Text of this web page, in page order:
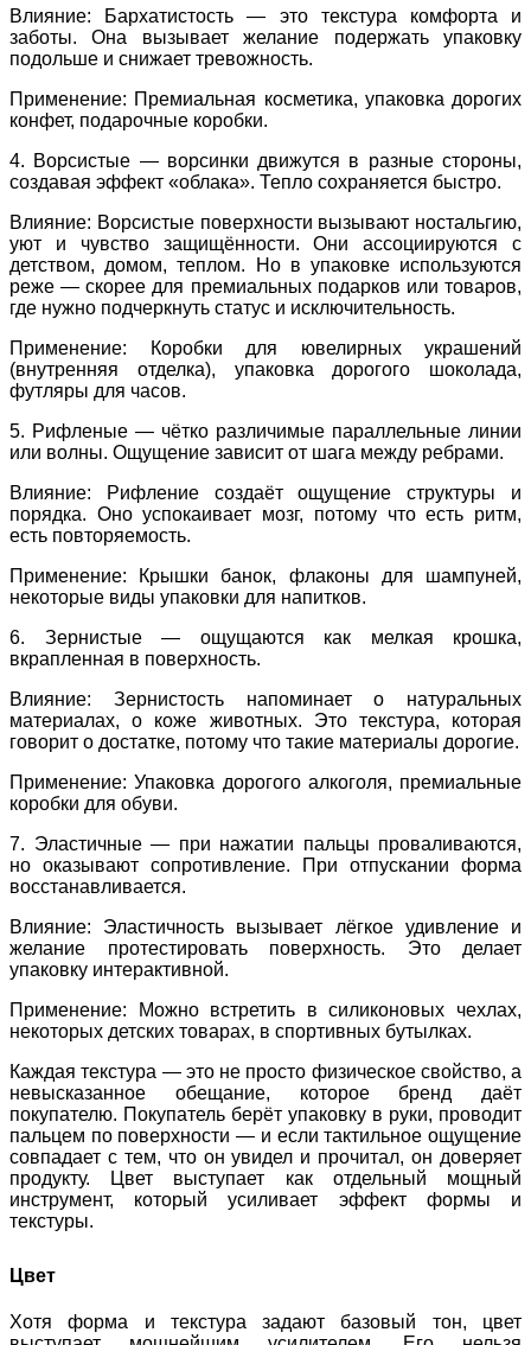
Влияние: Бархатистость — это текстура комфорта и
заботы. Она вызывает желание подержать упаковку
подольше и снижает тревожность.
Применение: Премиальная косметика, упаковка дорогих
конфет, подарочные коробки.
4. Ворсистые — ворсинки движутся в разные стороны,
создавая эффект «облака». Тепло сохраняется быстро.
Влияние: Ворсистые поверхности вызывают ностальгию,
уют и чувство защищённости. Они ассоциируются с
детством, домом, теплом. Но в упаковке используются
реже — скорее для премиальных подарков или товаров,
где нужно подчеркнуть статус и исключительность.
Применение: Коробки для ювелирных украшений
(внутренняя отделка), упаковка дорогого шоколада,
футляры для часов.
5. Рифленые — чётко различимые параллельные линии
или волны. Ощущение зависит от шага между ребрами.
Влияние: Рифление создаёт ощущение структуры и
порядка. Оно успокаивает мозг, потому что есть ритм,
есть повторяемость.
Применение: Крышки банок, флаконы для шампуней,
некоторые виды упаковки для напитков.
6. Зернистые — ощущаются как мелкая крошка,
вкрапленная в поверхность.
Влияние: Зернистость напоминает о натуральных
материалах, о коже животных. Это текстура, которая
говорит о достатке, потому что такие материалы дорогие.
Применение: Упаковка дорогого алкоголя, премиальные
коробки для обуви.
7. Эластичные — при нажатии пальцы проваливаются,
но оказывают сопротивление. При отпускании форма
восстанавливается.
Влияние: Эластичность вызывает лёгкое удивление и
желание протестировать поверхность. Это делает
упаковку интерактивной.
Применение: Можно встретить в силиконовых чехлах,
некоторых детских товарах, в спортивных бутылках.
Каждая текстура — это не просто физическое свойство, а
невысказанное обещание, которое бренд даёт
покупателю. Покупатель берёт упаковку в руки, проводит
пальцем по поверхности — и если тактильное ощущение
совпадает с тем, что он увидел и прочитал, он доверяет
продукту. Цвет выступает как отдельный мощный
инструмент, который усиливает эффект формы и
текстуры.
Цвет
Хотя форма и текстура задают базовый тон, цвет